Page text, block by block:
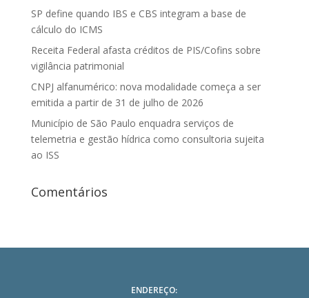
SP define quando IBS e CBS integram a base de
cálculo do ICMS
Receita Federal afasta créditos de PIS/Cofins sobre
vigilância patrimonial
CNPJ alfanumérico: nova modalidade começa a ser
emitida a partir de 31 de julho de 2026
Município de São Paulo enquadra serviços de
telemetria e gestão hídrica como consultoria sujeita
ao ISS
Comentários
ENDEREÇO: